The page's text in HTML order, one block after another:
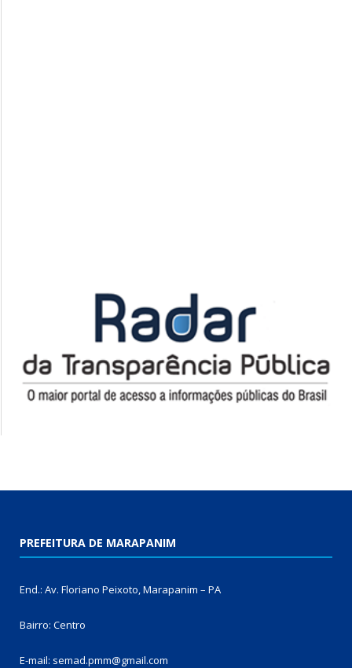
PREFEITURA DE MARAPANIM
End.: Av. Floriano Peixoto, Marapanim – PA
Bairro: Centro
E-mail: semad.pmm@gmail.com